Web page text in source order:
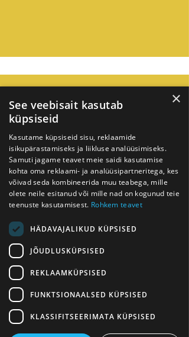
ettevõtte
tuleviku vajadused ja kasutusmugavus
PÕHITEENUSTE LOETELU
×
See veebisait kasutab
küpsiseid
Kasutame küpsiseid sisu, reklaamide
isikupärastamiseks ja liikluse analüüsimiseks.
Samuti jagame teavet meie saidi kasutamise
kohta oma reklaami- ja analüüsipartneritega, kes
võivad seda kombineerida muu teabega, mille
olete neile esitanud või mille nad on kogunud teie
teenuste kasutamisest. Rohkem teavet
HÄDAVAJALIKUD KÜPSISED
JÕUDLUSKÜPSISED
REKLAAMKÜPSISED
FUNKTSIONAALSED KÜPSISED
KLASSIFITSEERIMATA KÜPSISED